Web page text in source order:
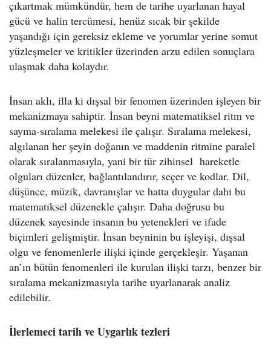
çıkartmak mümkündür, hem de tarihe uyarlanan hayal
gücü ve halin tercümesi, henüz sıcak bir şekilde
yaşandığı için gereksiz ekleme ve yorumlar yerine somut
yüzleşmeler ve kritikler üzerinden arzu edilen sonuçlara
ulaşmak daha kolaydır.
İnsan aklı, illa ki dışsal bir fenomen üzerinden işleyen bir
mekanizmaya sahiptir. İnsan beyni matematiksel ritm ve
sayma-sıralama melekesi ile çalışır. Sıralama melekesi,
algılanan her şeyin doğanın ve maddenin ritmine paralel
olarak sıralanmasıyla, yani bir tür zihinsel hareketle
olguları düzenler, bağlantılandırır, seçer ve kodlar. Dil,
düşünce, müzik, davranışlar ve hatta duygular dahi bu
matematiksel düzenekle çalışır. Daha doğrusu bu
düzenek sayesinde insanın bu yetenekleri ve ifade
biçimleri gelişmiştir. İnsan beyninin bu işleyişi, dışsal
olgu ve fenomenlerle ilişki içinde gerçekleşir. Yaşanan
an’ın bütün fenomenleri ile kurulan ilişki tarzı, benzer bir
sıralama mekanizmasıyla tarihe uyarlanarak analiz
edilebilir.
İlerlemeci tarih ve Uygarlık tezleri